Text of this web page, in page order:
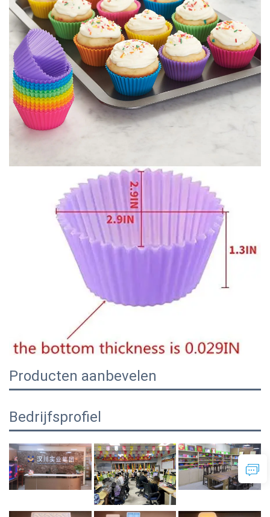
Producten aanbevelen
Bedrijfsprofiel